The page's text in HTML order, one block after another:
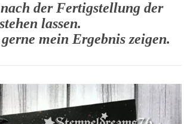
der Fertigstellung der
lassen.
mein Ergebnis zeigen.